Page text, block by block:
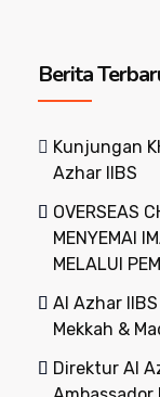
Berita
Kunjungan
Azhar IIBS
OVERSEAS
MENYEMAI
MELALUI
Al Azhar
Mekkah &
Direktur Al